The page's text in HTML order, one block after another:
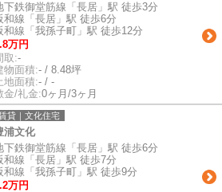
下鉄御堂筋線「長居」駅 徒歩3分
和線「長居」駅 徒歩6分
和線「我孫子町」駅 徒歩12分
万円
取:-
物面積:- / 8.48坪
地面積:- / -
金/礼金:0ヶ月/3ヶ月
貸｜文化住宅
浦文化
下鉄御堂筋線「長居」駅 徒歩6分
和線「長居」駅 徒歩7分
和線「我孫子町」駅 徒歩9分
万円